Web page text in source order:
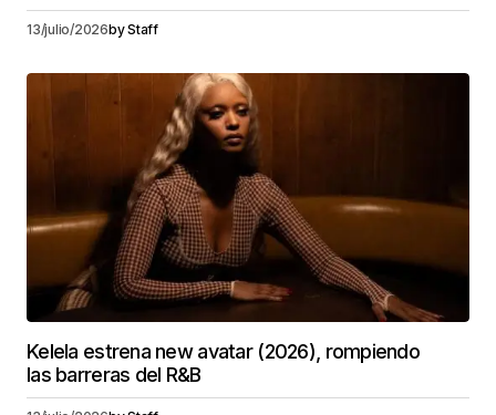
13/julio/2026byStaff
Kelela estrena new avatar (2026), rompiendo
las barreras del R&B